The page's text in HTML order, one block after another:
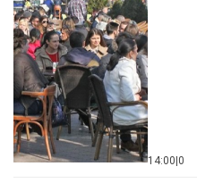
14:00 0